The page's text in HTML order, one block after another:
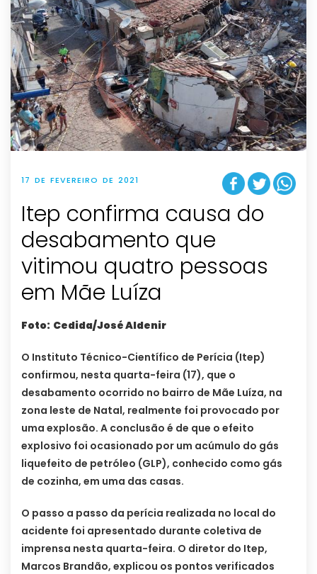
17 DE FEVEREIRO DE 2021
Itep confirma causa do
desabamento que
vitimou quatro pessoas
em Mãe Luíza
Foto: Cedida/José Aldenir
O Instituto Técnico-Científico de Perícia (Itep)
confirmou, nesta quarta-feira (17), que o
desabamento ocorrido no bairro de Mãe Luíza, na
zona leste de Natal, realmente foi provocado por
uma explosão. A conclusão é de que o efeito
explosivo foi ocasionado por um acúmulo do gás
liquefeito de petróleo (GLP), conhecido como gás
de cozinha, em uma das casas.
O passo a passo da perícia realizada no local do
acidente foi apresentado durante coletiva de
imprensa nesta quarta-feira. O diretor do Itep,
Marcos Brandão, explicou os pontos verificados